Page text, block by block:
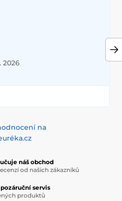
2026
na
náš obchod
od našich zákazníků
servis
produktů